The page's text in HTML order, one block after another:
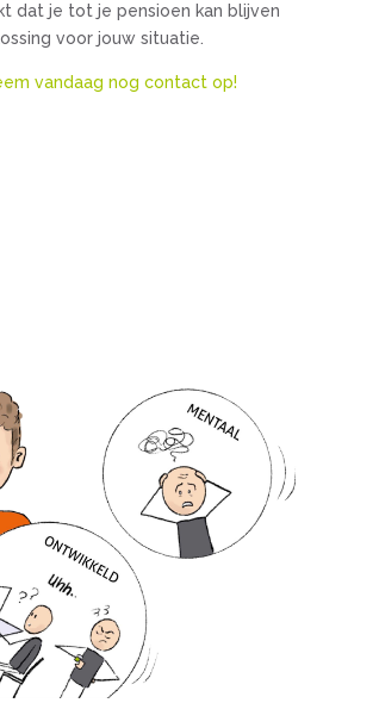
dat je tot je pensioen kan blijven
voor jouw situatie.
vandaag nog contact op!